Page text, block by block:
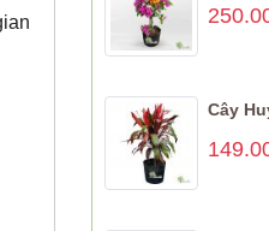
Cây